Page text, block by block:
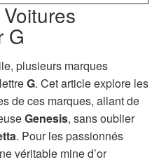
G
plusieurs marques
G. Cet article explore les
de ces marques, allant de
Genesis, sans oublier
. Pour les passionnés
véritable mine d’or